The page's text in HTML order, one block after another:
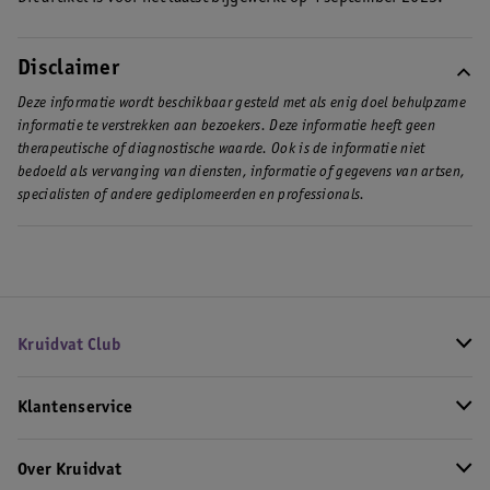
bijvoorbeeld voor de
Disclaimer
Deze informatie wordt beschikbaar gesteld met als enig doel behulpzame
informatie te verstrekken aan bezoekers. Deze informatie heeft geen
therapeutische of diagnostische waarde. Ook is de informatie niet
bedoeld als vervanging van diensten, informatie of gegevens van artsen,
specialisten of andere gediplomeerden en professionals.
Kruidvat Club
Klantenservice
Over Kruidvat